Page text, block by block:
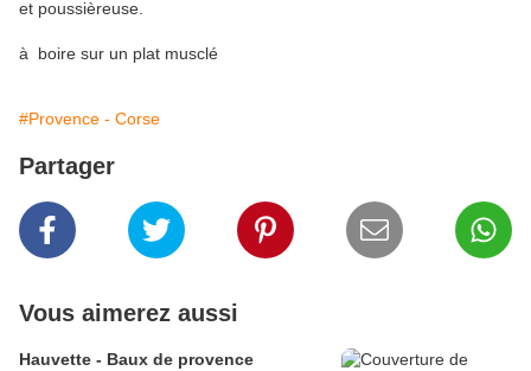
et poussièreuse.
à boire sur un plat musclé
#Provence - Corse
Partager
Vous aimerez aussi
Hauvette - Baux de provence